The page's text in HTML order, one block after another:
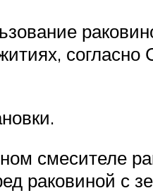
смесителе
раковиной с